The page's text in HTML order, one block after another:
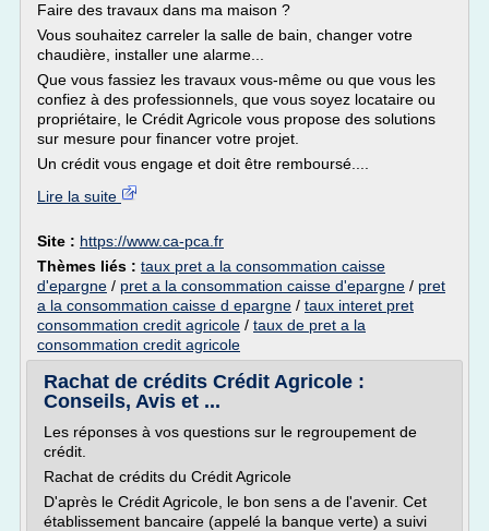
Faire des travaux dans ma maison ?
Vous souhaitez carreler la salle de bain, changer votre
chaudière, installer une alarme...
Que vous fassiez les travaux vous-même ou que vous les
confiez à des professionnels, que vous soyez locataire ou
propriétaire, le Crédit Agricole vous propose des solutions
sur mesure pour financer votre projet.
Un crédit vous engage et doit être remboursé....
Lire la suite
Site : https://www.ca-pca.fr
Thèmes liés : taux pret a la consommation caisse
d'epargne / pret a la consommation caisse d'epargne / pret
a la consommation caisse d epargne / taux interet pret
consommation credit agricole / taux de pret a la
consommation credit agricole
Rachat de crédits Crédit Agricole :
Conseils, Avis et ...
Les réponses à vos questions sur le regroupement de
crédit.
Rachat de crédits du Crédit Agricole
D'après le Crédit Agricole, le bon sens a de l'avenir. Cet
établissement bancaire (appelé la banque verte) a suivi